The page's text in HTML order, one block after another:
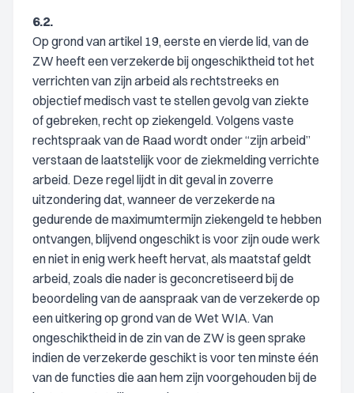
6.2.
Op grond van artikel 19, eerste en vierde lid, van de
ZW heeft een verzekerde bij ongeschiktheid tot het
verrichten van zijn arbeid als rechtstreeks en
objectief medisch vast te stellen gevolg van ziekte
of gebreken, recht op ziekengeld. Volgens vaste
rechtspraak van de Raad wordt onder “zijn arbeid”
verstaan de laatstelijk voor de ziekmelding verrichte
arbeid. Deze regel lijdt in dit geval in zoverre
uitzondering dat, wanneer de verzekerde na
gedurende de maximumtermijn ziekengeld te hebben
ontvangen, blijvend ongeschikt is voor zijn oude werk
en niet in enig werk heeft hervat, als maatstaf geldt
arbeid, zoals die nader is geconcretiseerd bij de
beoordeling van de aanspraak van de verzekerde op
een uitkering op grond van de Wet WIA. Van
ongeschiktheid in de zin van de ZW is geen sprake
indien de verzekerde geschikt is voor ten minste één
van de functies die aan hem zijn voorgehouden bij de